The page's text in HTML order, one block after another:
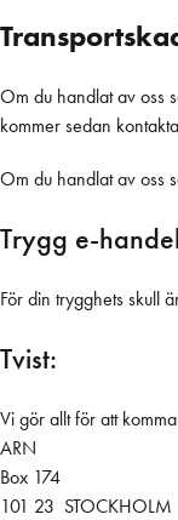
Om du handlat av oss
kommer sedan
Om du handlat av oss
Trygg e-handel
För din trygghets skull
Tvist:
Vi gör allt för att
ARN
Box 174
101 23 STOCKHOLM